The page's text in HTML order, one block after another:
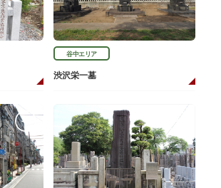
谷中エリア
渋沢栄一墓